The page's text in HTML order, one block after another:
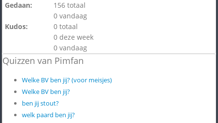
Gedaan:
156 totaal
0 vandaag
Kudos:
0 totaal
0 deze week
0 vandaag
Quizzen van Pimfan
Welke BV ben jij? (voor meisjes)
Welke BV ben jij?
ben jij stout?
welk paard ben jij?